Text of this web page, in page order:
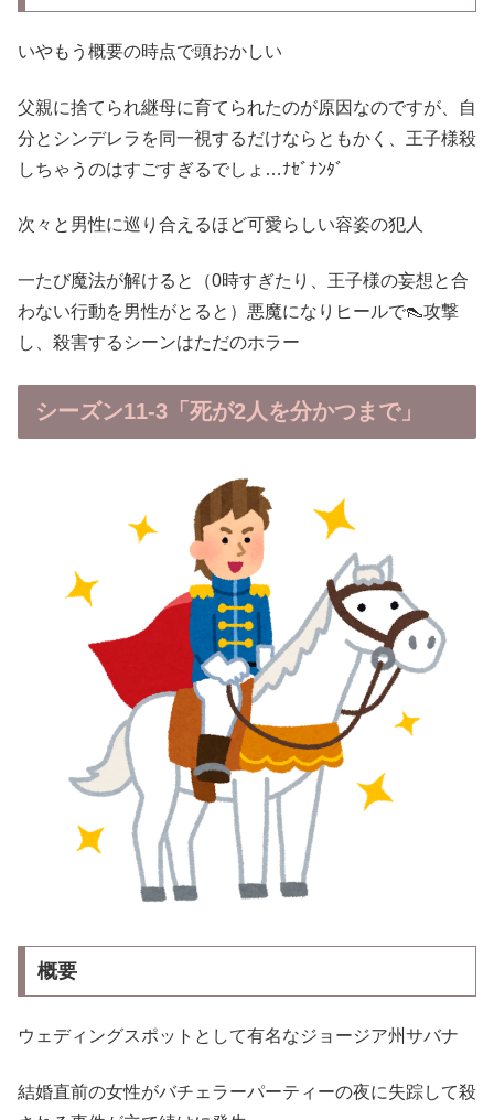
いやもう概要の時点で頭おかしい
父親に捨てられ継母に育てられたのが原因なのですが、自
分とシンデレラを同一視するだけならともかく、王子様殺
しちゃうのはすごすぎるでしょ…ﾅｾﾞﾅﾝﾀﾞ
次々と男性に巡り合えるほど可愛らしい容姿の犯人
一たび魔法が解けると（0時すぎたり、王子様の妄想と合
わない行動を男性がとると）悪魔になりヒールで👠攻撃
し、殺害するシーンはただのホラー
シーズン11-3「死が2人を分かつまで」
概要
ウェディングスポットとして有名なジョージア州サバナ
結婚直前の女性がバチェラーパーティーの夜に失踪して殺